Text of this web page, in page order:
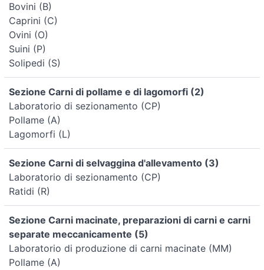
Bovini (B)
Caprini (C)
Ovini (O)
Suini (P)
Solipedi (S)
Sezione Carni di pollame e di lagomorfi (2)
Laboratorio di sezionamento (CP)
Pollame (A)
Lagomorfi (L)
Sezione Carni di selvaggina d'allevamento (3)
Laboratorio di sezionamento (CP)
Ratidi (R)
Sezione Carni macinate, preparazioni di carni e carni
separate meccanicamente (5)
Laboratorio di produzione di carni macinate (MM)
Pollame (A)